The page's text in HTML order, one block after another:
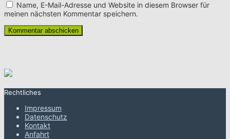
Name, E-Mail-Adresse und Website in diesem Browser für
meinen nächsten Kommentar speichern.
Rechtliches
Impressum
Datenschutz
Kontakt
Anfahrt